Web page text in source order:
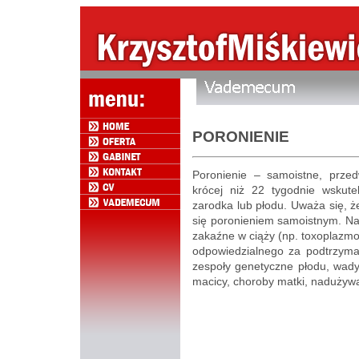
PORONIENIE
Poronienie – samoistne,
krócej niż 22 tygodnie
zarodka lub płodu. Uważa się,
się poronieniem samoistnym.
zakaźne w ciąży (np.
odpowiedzialnego za
zespoły genetyczne płodu,
macicy, choroby matki,